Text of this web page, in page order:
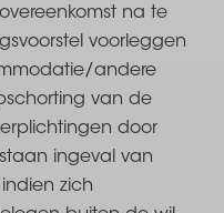
na te
voorleggen
andere
van de
door
ingeval van
zich